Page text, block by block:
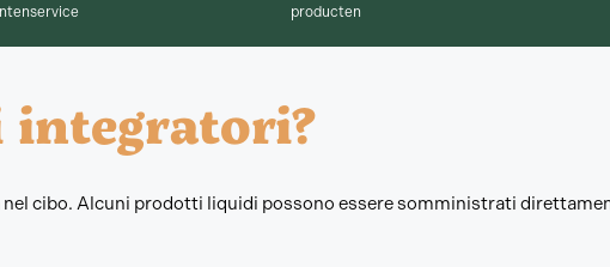
producten
integratori?
cibo. Alcuni prodotti liquidi possono essere somministrati